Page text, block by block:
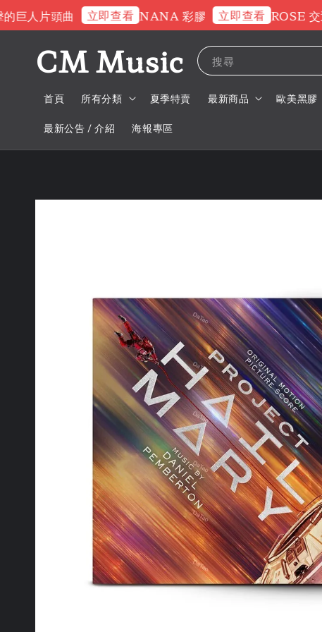
人片頭曲 立即查看 NANA 彩膠 立即查看 ROSE 交通卡
CM Music 搜尋
首頁 所有分類 夏季特賣 最新商品 歐美黑膠
最新公告 / 介紹 海報專區